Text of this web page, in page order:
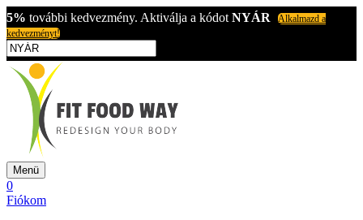
5% további kedvezmény. Aktiválja a kódot NYÁR
Alkalmazd a
kedvezményt!
Menü
0
Fiókom